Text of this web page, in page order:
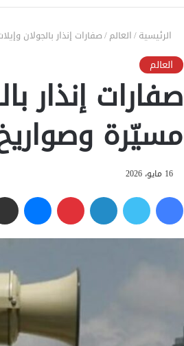
الرئيسية/العالم/صفارات إنذار بالجولان
العالم
صفارات إنذار
مسيّرة وصواريخ
16 مايو، 2026
فيسبوك تويتر لينكدإن بينتيريست